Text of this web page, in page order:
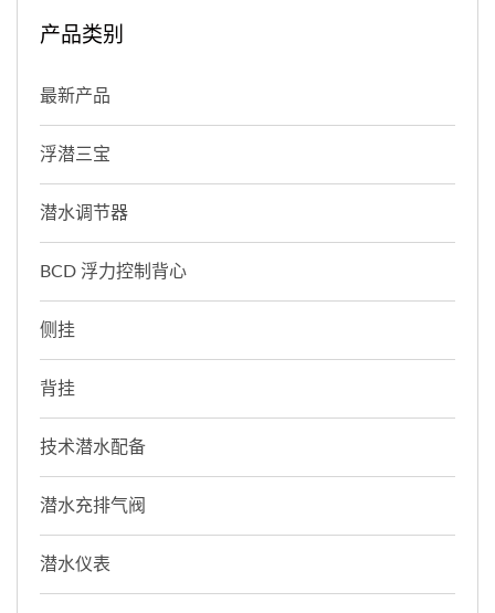
产品类别
最新产品
浮潜三宝
潜水调节器
BCD 浮力控制背心
侧挂
背挂
技术潜水配备
潜水充排气阀
潜水仪表